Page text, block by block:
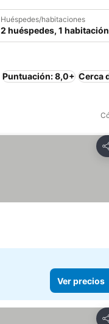
Huéspedes/habitaciones
2 huéspedes, 1 habitación
Puntuación: 8,0+ Cerca
Ver precios